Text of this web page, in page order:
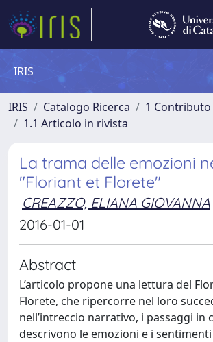
IRIS
IRIS Catalogo Ricerca
1 Contributo
1.1 Articolo in rivista
La trama delle emozioni
"Floriant et Florete"
CREAZZO, ELIANA GIOVANNA
2016-01-01
Abstract
L’articolo propone una lettura del
Florete, che ripercorre nel loro
nell’intreccio narrativo, i passaggi in
descrivono le emozioni e i